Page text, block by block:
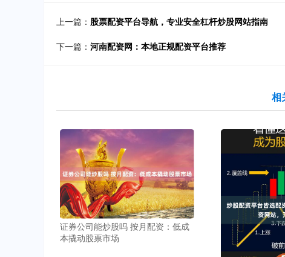
上一篇： 股票配资平台导航，专业安全杠杆炒股网站指南
下一篇： 河南配资网：本地正规配资平台推荐
相
证券公司能炒股吗 按月配资：低成
本撬动股票市场